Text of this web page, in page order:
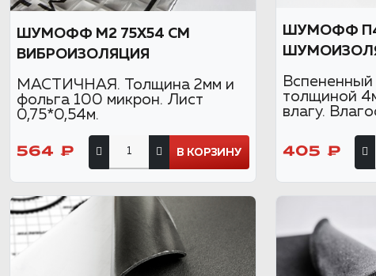
ШУМОФФ М2 75X54 СМ
ВИБРОИЗОЛЯЦИЯ
МАСТИЧНАЯ. Толщина 2мм и
фольга 100 микрон. Лист
0,75*0,54м.
564 ₽ В КОРЗИНУ
ШУМОФФ
Вспененный
толщиной
влагу.
405 ₽